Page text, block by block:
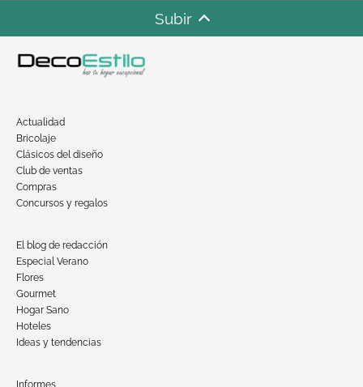
Subir
Actualidad
Bricolaje
Clásicos del diseño
Club de ventas
Compras
Concursos y regalos
El blog de redacción
Especial Verano
Flores
Gourmet
Hogar Sano
Hoteles
Ideas y tendencias